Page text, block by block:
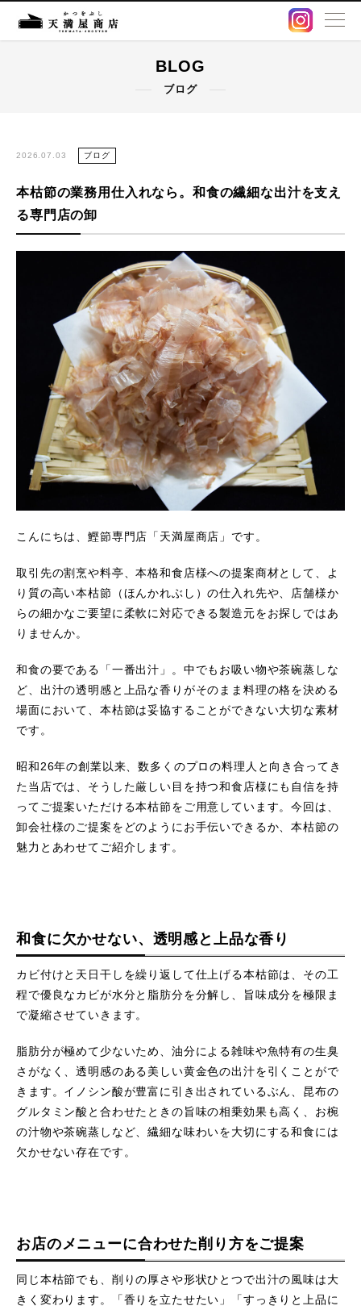
出汁パック
鰹節・削り節
アクセス
BLOG
ブログ
2026.07.03 ブログ
本枯節の業務用仕入れなら。和食の繊細な出汁を支え
る専門店の卸
こんにちは、鰹節専門店「天満屋商店」です。
取引先の割烹や料亭、本格和食店様への提案商材として、よ
り質の高い本枯節（ほんかれぶし）の仕入れ先や、店舗様か
らの細かなご要望に柔軟に対応できる製造元をお探しではあ
りませんか。
和食の要である「一番出汁」。中でもお吸い物や茶碗蒸しな
ど、出汁の透明感と上品な香りがそのまま料理の格を決める
場面において、本枯節は妥協することができない大切な素材
です。
昭和26年の創業以来、数多くのプロの料理人と向き合ってき
た当店では、そうした厳しい目を持つ和食店様にも自信を持
ってご提案いただける本枯節をご用意しています。今回は、
卸会社様のご提案をどのようにお手伝いできるか、本枯節の
魅力とあわせてご紹介します。
和食に欠かせない、透明感と上品な香り
カビ付けと天日干しを繰り返して仕上げる本枯節は、その工
程で優良なカビが水分と脂肪分を分解し、旨味成分を極限ま
で凝縮させていきます。
脂肪分が極めて少ないため、油分による雑味や魚特有の生臭
さがなく、透明感のある美しい黄金色の出汁を引くことがで
きます。イノシン酸が豊富に引き出されているぶん、昆布の
グルタミン酸と合わせたときの旨味の相乗効果も高く、お椀
の汁物や茶碗蒸しなど、繊細な味わいを大切にする和食には
欠かせない存在です。
お店のメニューに合わせた削り方をご提案
同じ本枯節でも、削りの厚さや形状ひとつで出汁の風味は大
きく変わります。「香りを立たせたい」「すっきりと上品に